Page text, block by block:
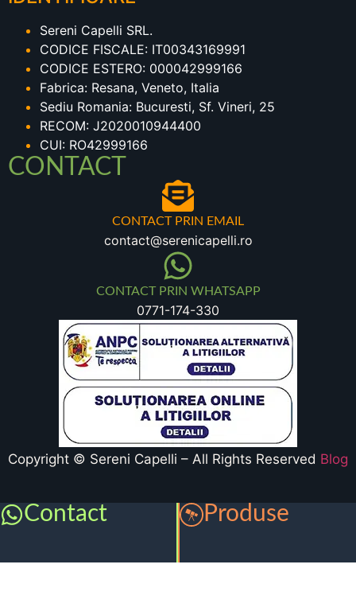
Sereni Capelli SRL.
CODICE FISCALE: IT00343169991
CODICE ESTERO: 000042999166
Fabrica: Resana, Veneto, Italia
Sediu Romania: Bucuresti, Sf. Vineri, 25
RECOM: J2020010944400
CUI: RO42999166
CONTACT
CONTACT PRIN EMAIL
contact@serenicapelli.ro
CONTACT PRIN WHATSAPP
0771-174-330
Copyright © Sereni Capelli – All Rights Reserved Blog
Contact Produse